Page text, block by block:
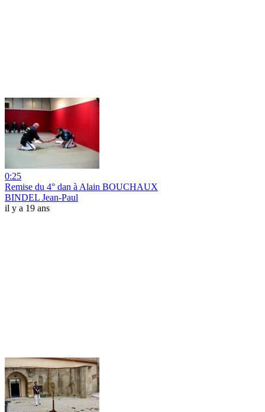
0:25
Remise du 4° dan à Alain BOUCHAUX
BINDEL Jean-Paul
il y a 19 ans